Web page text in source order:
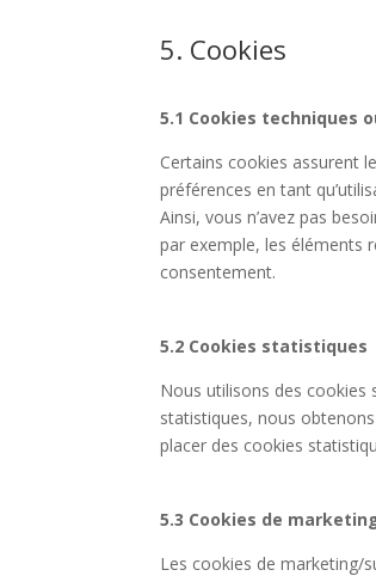
5. Cookies
5.1 Cookies techniques
Certains cookies assurent
préférences en tant
Ainsi, vous n’avez pas
par exemple, les éléments
consentement.
5.2 Cookies statistiques
Nous utilisons des cookies
statistiques, nous
placer des cookies
5.3 Cookies de
Les cookies de marketing/